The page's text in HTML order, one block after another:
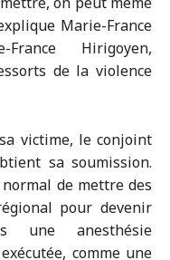
Marie-France
France Hirigoyen,
de la violence
victime, le conjoint
sa soumission.
normal de mettre des
pour devenir
une anesthésie
comme une